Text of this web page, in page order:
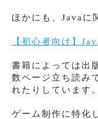
ほかにも、Javaに
【初心者向け】
書籍によっては出
数ページ立ち読み
れたりしています。
ゲーム制作に特化